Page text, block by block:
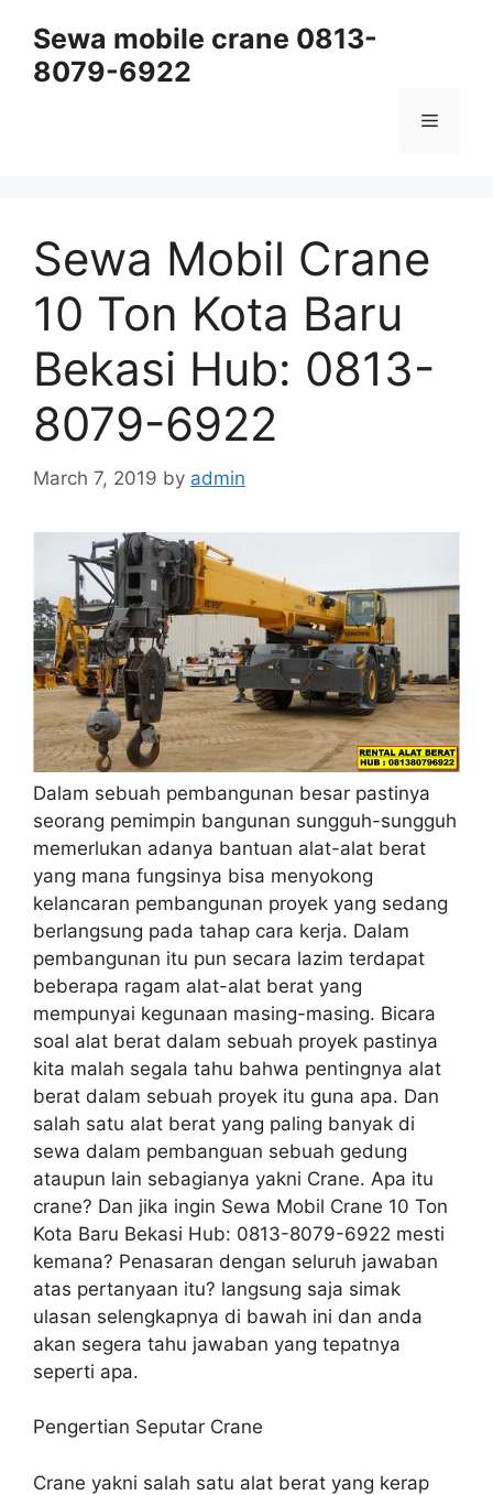
content
Sewa mobile crane 0813-
8079-6922
Menu
Sewa Mobil Crane
10 Ton Kota Baru
Bekasi Hub: 0813-
8079-6922
March 7, 2019 by admin
Dalam sebuah pembangunan besar pastinya
seorang pemimpin bangunan sungguh-sungguh
memerlukan adanya bantuan alat-alat berat
yang mana fungsinya bisa menyokong
kelancaran pembangunan proyek yang sedang
berlangsung pada tahap cara kerja. Dalam
pembangunan itu pun secara lazim terdapat
beberapa ragam alat-alat berat yang
mempunyai kegunaan masing-masing. Bicara
soal alat berat dalam sebuah proyek pastinya
kita malah segala tahu bahwa pentingnya alat
berat dalam sebuah proyek itu guna apa. Dan
salah satu alat berat yang paling banyak di
sewa dalam pembanguan sebuah gedung
ataupun lain sebagianya yakni Crane. Apa itu
crane? Dan jika ingin Sewa Mobil Crane 10 Ton
Kota Baru Bekasi Hub: 0813-8079-6922 mesti
kemana? Penasaran dengan seluruh jawaban
atas pertanyaan itu? langsung saja simak
ulasan selengkapnya di bawah ini dan anda
akan segera tahu jawaban yang tepatnya
seperti apa.
Pengertian Seputar Crane
Crane yakni salah satu alat berat yang kerap